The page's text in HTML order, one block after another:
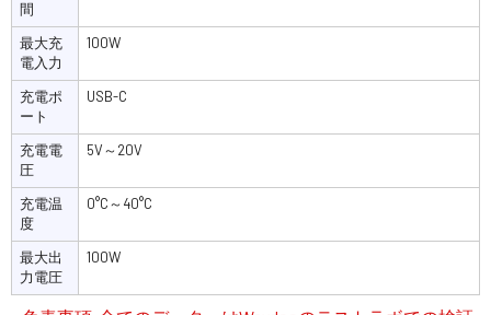
間
最大充
電入力
100W
充電ポ
ート
USB-C
充電電
圧
5V～20V
充電温
度
0°C～40°C
最大出
力電圧
100W